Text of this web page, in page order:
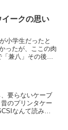
ークの思い
小学生だったと
ったが、ここの肉
兼八」その後は
要らないケーブ
のプリンタケー
なんて読み方